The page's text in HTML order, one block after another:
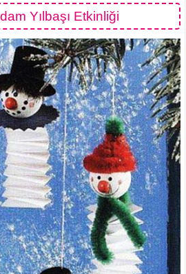
Yılbaşı Etkinliği